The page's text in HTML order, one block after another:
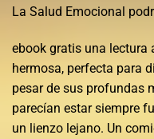
La Salud Emocional
ebook gratis una lectura
hermosa, perfecta para
pesar de sus profundas
parecían estar siempre
un lienzo lejano. Un